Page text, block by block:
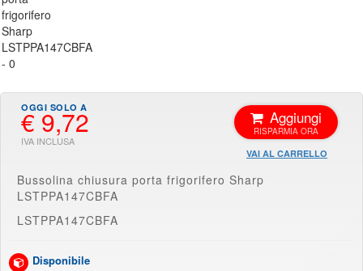
€ 9,72 Aggiungi
VAI AL CARRELLO
Bussolina chiusura porta frigorifero Sharp
LSTPPA147CBFA
LSTPPA147CBFA
Disponibile